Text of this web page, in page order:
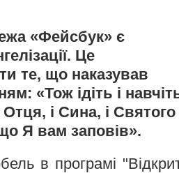
«Фейсбук» є
Це
те, що наказував
«Тож ідіть і
Отця, і Сина, і
Я вам заповів».
в програмі